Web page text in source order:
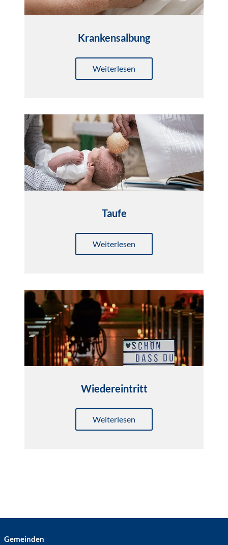
Krankensalbung
Weiterlesen
Taufe
Weiterlesen
Wiedereintritt
Weiterlesen
Gemeinden